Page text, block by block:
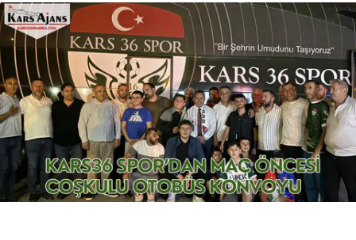
Bursa
Çanakkale
Çankırı
Çorum
Denizli
Diyarbakır